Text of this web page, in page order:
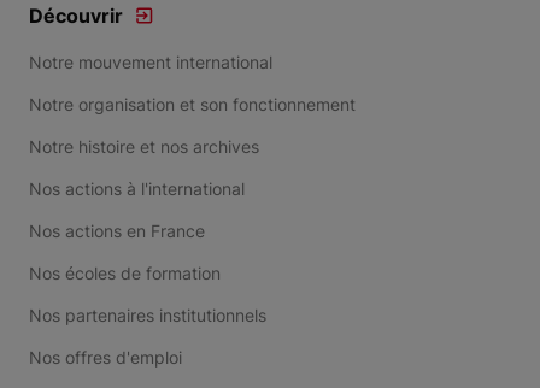
Découvrir
Notre mouvement international
Notre organisation et son fonctionnement
Notre histoire et nos archives
Nos actions à l'international
Nos actions en France
Nos écoles de formation
Nos partenaires institutionnels
Nos offres d'emploi